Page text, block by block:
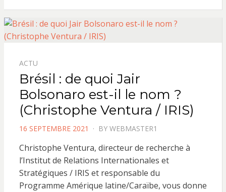
ACTU
Brésil : de quoi Jair
Bolsonaro est-il le nom ?
(Christophe Ventura / IRIS)
POSTED
16 SEPTEMBRE 2021 BY WEBMASTER1
Christophe Ventura, directeur de recherche à
l’Institut de Relations Internationales et
Stratégiques / IRIS et responsable du
Programme Amérique latine/Caraïbe, vous donne